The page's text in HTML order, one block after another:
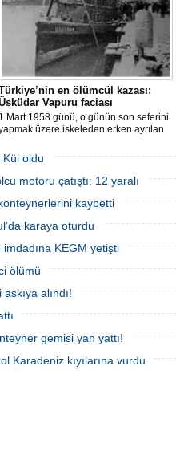
en ölümcül kazası:
Vapuru faciası
1 Mart 1958 günü, o günün son seferini
üzere iskeleden erken ayrılan
dönemedi.
Kül oldu
motoru çatıştı: 12 yaralı
kaybetti
karaya oturdu
KEGM yetişti
ölümü
alındı!
gemisi yan yattı!
Karadeniz kıyılarına vurdu